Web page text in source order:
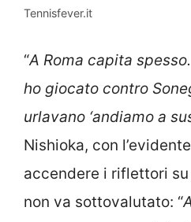
Tennisfever.it
“A Roma capita
ho giocato contro
urlavano ‘andiamo a
Nishioka, con
accendere i riflettori
non va sottovalutato: “